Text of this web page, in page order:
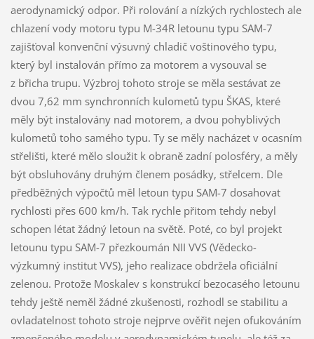
aerodynamický odpor. Při rolování a nízkých rychlostech ale
chlazení vody motoru typu M-34R letounu typu SAM-7
zajišťoval konvenční výsuvný chladič voštinového typu,
který byl instalován přímo za motorem a vysouval se
z břicha trupu. Výzbroj tohoto stroje se měla sestávat ze
dvou 7,62 mm synchronních kulometů typu ŠKAS, které
měly být instalovány nad motorem, a dvou pohyblivých
kulometů toho samého typu. Ty se měly nacházet v ocasním
střelišti, které mělo sloužit k obraně zadní polosféry, a měly
být obsluhovány druhým členem posádky, střelcem. Dle
předběžných výpočtů měl letoun typu SAM-7 dosahovat
rychlosti přes 600 km/h. Tak rychle přitom tehdy nebyl
schopen létat žádný letoun na světě. Poté, co byl projekt
letounu typu SAM-7 přezkoumán NII VVS (Vědecko-
výzkumný institut VVS), jeho realizace obdržela oficiální
zelenou. Protože Moskalev s konstrukcí bezocasého letounu
tehdy ještě neměl žádné zkušenosti, rozhodl se stabilitu a
ovladatelnost tohoto stroje nejprve ověřit nejen ofukováním